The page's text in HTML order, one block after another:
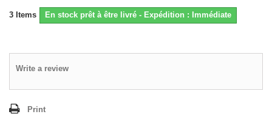
3 Items En stock prêt à être livré - Expédition : Immédiate
Write a review
Print